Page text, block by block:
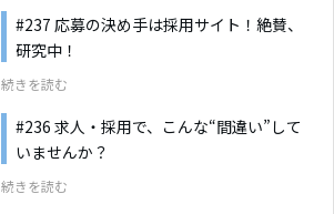
#237 応募の決め手は採用サイト！絶賛、
研究中！
続きを読む
#236 求人・採用で、こんな“間違い”して
いませんか？
続きを読む